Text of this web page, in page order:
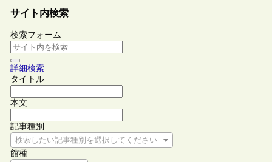
サイト内検索
検索フォーム
詳細検索
タイトル
本文
記事種別
検索したい記事種別を選択してください
館種